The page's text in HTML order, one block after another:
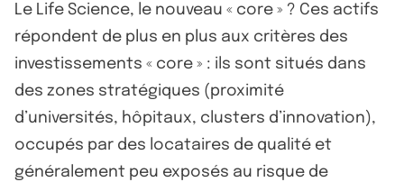
Le Life Science, le nouveau « core » ? Ces actifs
répondent de plus en plus aux critères des
investissements « core » : ils sont situés dans
des zones stratégiques (proximité
d’universités, hôpitaux, clusters d’innovation),
occupés par des locataires de qualité et
généralement peu exposés au risque de